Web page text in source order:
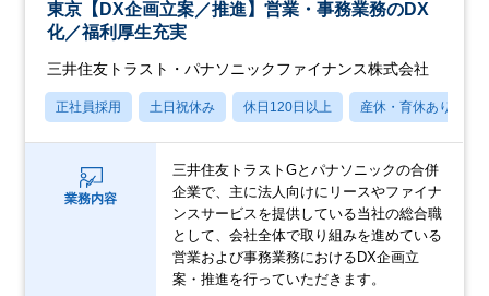
東京【DX企画立案／推進】営業・事務業務のDX
化／福利厚生充実
三井住友トラスト・パナソニックファイナンス株式会社
正社員採用 土日祝休み 休日120日以上 産休・育休あり
業務内容
三井住友トラストGとパナソニックの合併
企業で、主に法人向けにリースやファイナ
ンスサービスを提供している当社の総合職
として、会社全体で取り組みを進めている
営業および事務業務におけるDX企画立
案・推進を行っていただきます。